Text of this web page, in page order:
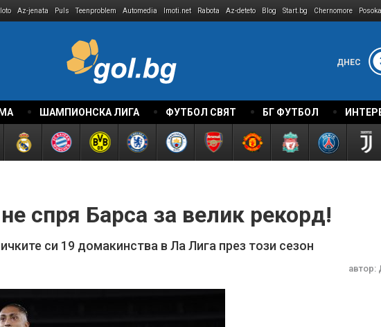
Az-jenata Puls Teenproblem Automedia Imoti.net Rabota Az-deteto Blog Start.bg Chernomore Posoka
ДНЕС
ШАМПИОНСКА ЛИГА ФУТБОЛ СВЯТ БГ ФУТБОЛ
спря Барса за велик рекорд!
си 19 домакинства в Ла Лига през този сезон
автор: